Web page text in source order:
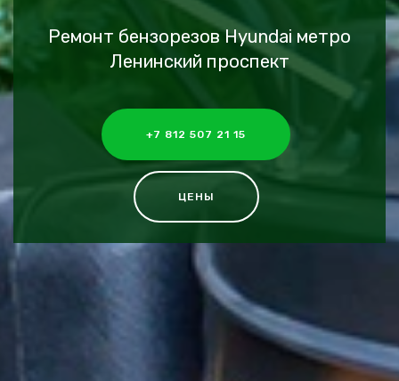
Ремонт бензорезов Hyundai метро
Ленинский проспект
+7 812 507 21 15
ЦЕНЫ